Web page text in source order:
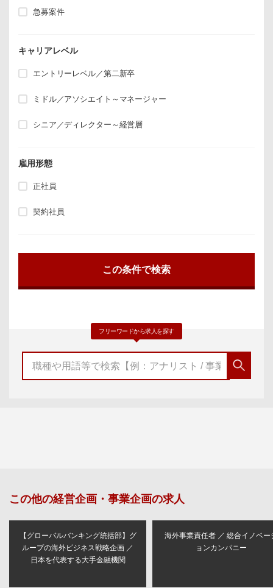
急募案件
キャリアレベル
エントリーレベル／第二新卒
ミドル／アソシエイト～マネージャー
シニア／ディレクター～経営層
雇用形態
正社員
契約社員
フリーワードから求人を探す
この他の経営企画・事業企画の求人
【グローバルバンキング統括部】グ
ループの海外ビジネス戦略企画 ／
日本を代表する大手金融機関
海外事業責任者 ／ 総合イノベー
ョンカンパニー